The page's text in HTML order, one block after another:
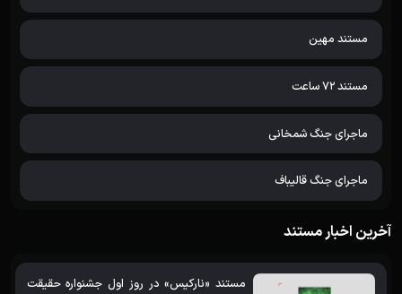
مستند مهین
مستند 72 ساعت
ماجرای جنگ شمخانی
ماجرای جنگ قالیباف
آخرین اخبار مستند
مستند «نارکیس» در روز اول جشنواره حقیقت